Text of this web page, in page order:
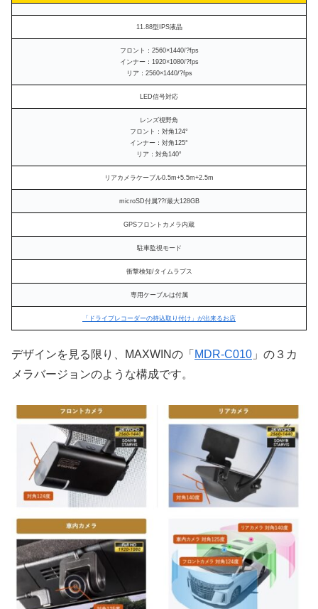
11.88型IPS液晶
フロント：2560×1440/?fps
インナー：1920×1080/?fps
リア：2560×1440/?fps
LED信号対応
レンズ視野角
フロント：対角124°
インナー：対角125°
リア：対角140°
リアカメラケーブル0.5m+5.5m+2.5m
microSD付属??/最大128GB
GPSフロントカメラ内蔵
駐車監視モード
衝撃検知/タイムラプス
専用ケーブルは付属
「ドライブレコーダーの持込取り付け」が出来るお店
デザインを見る限り、MAXWINの「 MDR-C010 」の３カ
メラバージョンのような構成です。